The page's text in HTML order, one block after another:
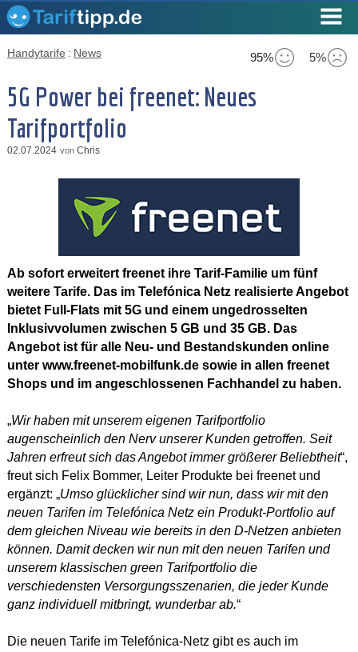
95% 5%
Handytarife : News
5G Power bei freenet: Neues
Tarifportfolio
02.07.2024 von Chris
Ab sofort erweitert freenet ihre Tarif-Familie um fünf
weitere Tarife. Das im Telefónica Netz realisierte Angebot
bietet Full-Flats mit 5G und einem ungedrosselten
Inklusivvolumen zwischen 5 GB und 35 GB. Das
Angebot ist für alle Neu- und Bestandskunden online
unter www.freenet-mobilfunk.de sowie in allen freenet
Shops und im angeschlossenen Fachhandel zu haben.
„Wir haben mit unserem eigenen Tarifportfolio
augenscheinlich den Nerv unserer Kunden getroffen. Seit
Jahren erfreut sich das Angebot immer größerer Beliebtheit“,
freut sich Felix Bommer, Leiter Produkte bei freenet und
ergänzt: „Umso glücklicher sind wir nun, dass wir mit den
neuen Tarifen im Telefónica Netz ein Produkt-Portfolio auf
dem gleichen Niveau wie bereits in den D-Netzen anbieten
können. Damit decken wir nun mit den neuen Tarifen und
unserem klassischen green Tarifportfolio die
verschiedensten Versorgungsszenarien, die jeder Kunde
ganz individuell mitbringt, wunderbar ab.“
Die neuen Tarife im Telefónica-Netz gibt es auch im